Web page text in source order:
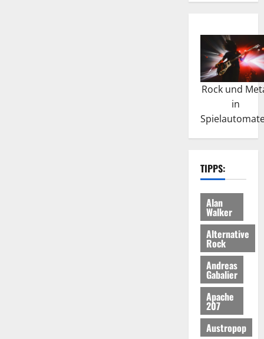
Rock und
in
TIPPS:
Alan
Walker
Alternative
Rock
Andreas
Gabalier
Apache
207
Austropop